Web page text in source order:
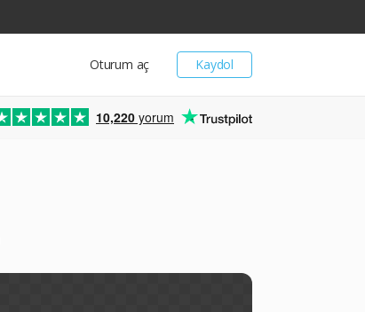
Kaydol
Oturum aç
10,220 yorum